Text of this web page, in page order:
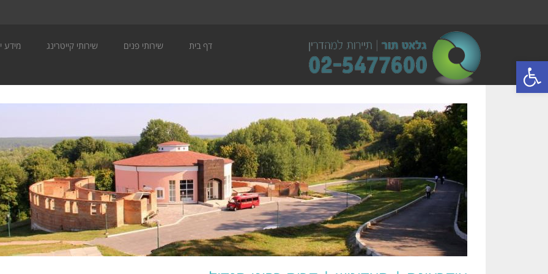
פתח סרגל נגישות
דף בית שירותי פנים שירותי קייטרינג מידע